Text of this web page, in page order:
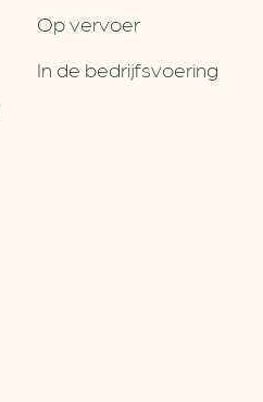
Op vervoer
In de bedrijfsvoering